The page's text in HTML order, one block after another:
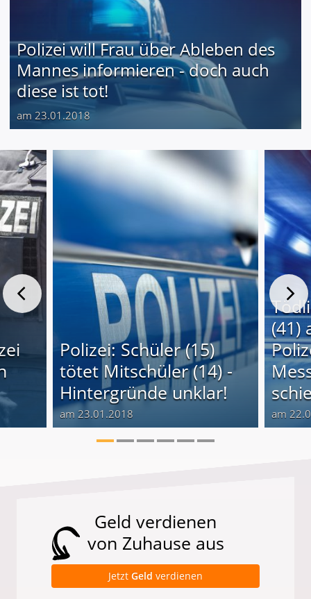
Polizei will Frau über Ableben des
Mannes informieren - doch auch
diese ist tot!
am 23.01.2018
Polizei: Schüler (15)
tötet Mitschüler (14) -
Hintergründe unklar!
am 23.01.2018
(41)
am
Geld verdienen
von Zuhause aus
Jetzt Geld verdienen